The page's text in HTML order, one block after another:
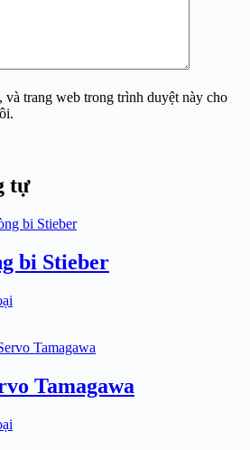
và trang web trong trình duyệt này cho
tự
bi Stieber
Tamagawa